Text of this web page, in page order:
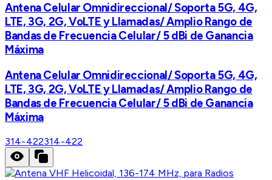
Antena Celular Omnidireccional/ Soporta 5G, 4G,
LTE, 3G, 2G, VoLTE y Llamadas/ Amplio Rango de
Bandas de Frecuencia Celular/ 5 dBi de Ganancia
Máxima
Antena Celular Omnidireccional/ Soporta 5G, 4G,
LTE, 3G, 2G, VoLTE y Llamadas/ Amplio Rango de
Bandas de Frecuencia Celular/ 5 dBi de Ganancia
Máxima
314-422314-422